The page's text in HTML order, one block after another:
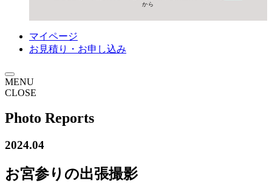
から
マイページ
お見積り・お申し込み
MENU
CLOSE
Photo Reports
2024.04
お宮参りの出張撮影